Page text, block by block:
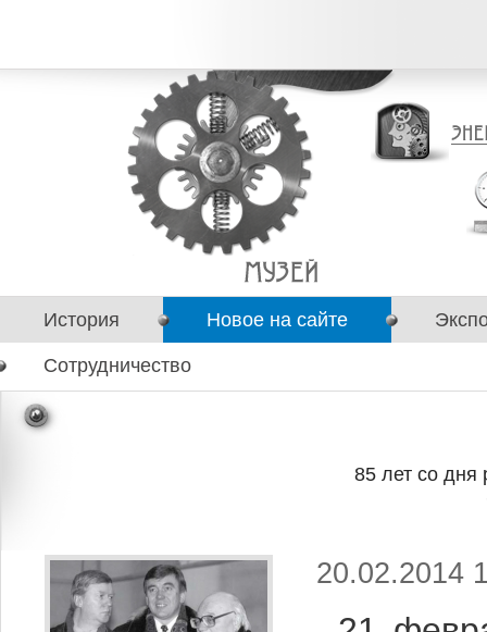
История Новое на сайте
Сотрудничество
85 лет со дня
20.02.2014